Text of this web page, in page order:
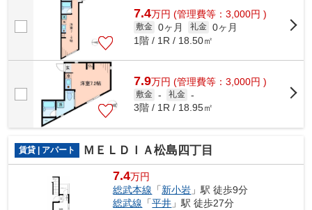
7.4万円 (管理費等：3,000円 )
敷金 0ヶ月 礼金 0ヶ月
1階 / 1R / 18.50㎡
7.9万円 (管理費等：3,000円 )
敷金 - 礼金 -
3階 / 1R / 18.95㎡
賃貸 | アパート ＭＥＬＤＩＡ松島四丁目
7.4万円
総武本線 「新小岩 」駅 徒歩9分
総武線 「平井 」駅 徒歩27分